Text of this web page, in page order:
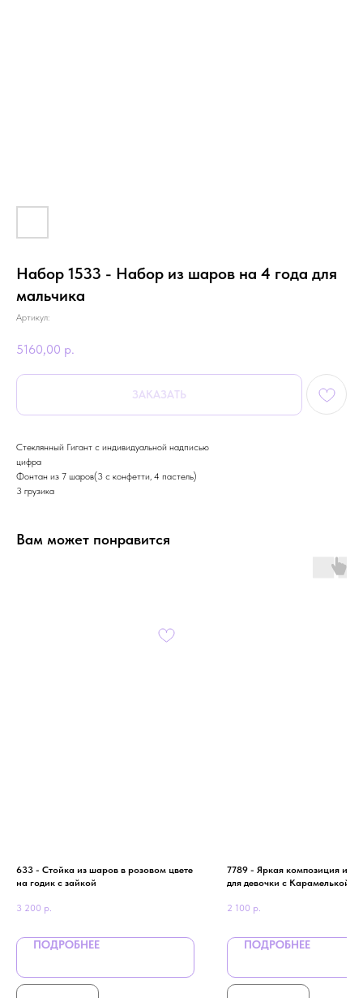
Набор 1533 - Набор из шаров на 4 года для
мальчика
Артикул:
5160,00 р.
ЗАКАЗАТЬ
Стеклянный Гигант с индивидуальной надписью
цифра
Фонтан из 7 шаров(3 с конфетти, 4 пастель)
3 грузика
Вам может понравится
633 - Стойка из шаров в розовом цвете
на годик с зайкой
3 200 р.
ПОДРОБНЕЕ
7789 - Яркая композиция из
для девочки с Карамелькой
2 100 р.
ПОДРОБНЕЕ